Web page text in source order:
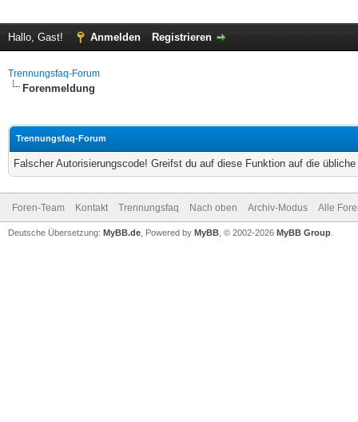
Hallo, Gast! Anmelden Registrieren
Trennungsfaq-Forum
Forenmeldung
Trennungsfaq-Forum
Falscher Autorisierungscode! Greifst du auf diese Funktion auf die
Foren-Team Kontakt Trennungsfaq Nach oben Archiv-Modus Alle
Deutsche Übersetzung: MyBB.de , Powered by MyBB , © 2002-2026 MyBB Group